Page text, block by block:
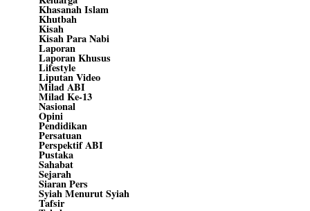
Khasanah Islam
Khutbah
Kisah
Kisah Para Nabi
Laporan
Laporan Khusus
Lifestyle
Liputan Video
Milad ABI
Milad Ke-13
Nasional
Opini
Pendidikan
Persatuan
Perspektif ABI
Pustaka
Sahabat
Sejarah
Siaran Pers
Syiah Menurut Syiah
Tafsir